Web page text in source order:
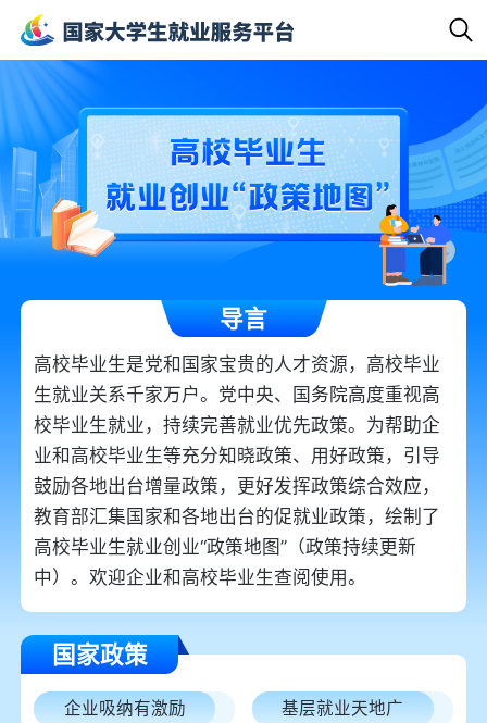
导言
高校毕业生是党和国家宝贵的人才资源，高校毕业
生就业关系千家万户。党中央、国务院高度重视高
校毕业生就业，持续完善就业优先政策。为帮助企
业和高校毕业生等充分知晓政策、用好政策，引导
鼓励各地出台增量政策，更好发挥政策综合效应，
教育部汇集国家和各地出台的促就业政策，绘制了
高校毕业生就业创业“政策地图”（政策持续更新
中）。欢迎企业和高校毕业生查阅使用。
国家政策
企业吸纳有激励 基层就业天地广